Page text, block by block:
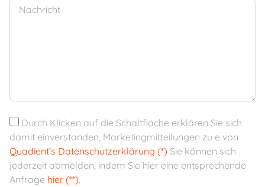
Nachricht
Durch Klicken auf die Schaltfläche erklären Sie sich
damit einverstanden, Marketingmitteilungen zu e von
Quadient’s Datenschutzerklärung (*) Sie können sich
jederzeit abmelden, indem Sie hier eine entsprechende
Anfrage hier (**).